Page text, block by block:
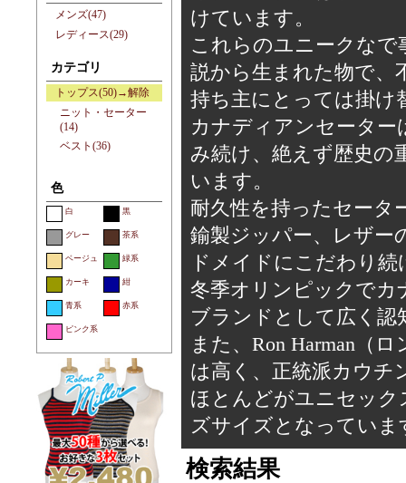
メンズ(47)
レディース(29)
カテゴリ
トップス(50)→解除
ニット・セーター
(14)
ベスト(36)
色
白 黒
グレー 茶系
ベージュ 緑系
カーキ 紺
青系 赤系
ピンク系
けています。
これらのユニークなで
説から生まれた物で、
持ち主にとっては掛け
カナディアンセーター
み続け、絶えず歴史の
います。
耐久性を持ったセータ
鍮製ジッパー、レザー
ドメイドにこだわり
冬季オリンピックでカ
ブランドとして広く認
また、Ron Harman（
は高く、正統派カウチ
ほとんどがユニセック
ズサイズとなっていま
検索結果